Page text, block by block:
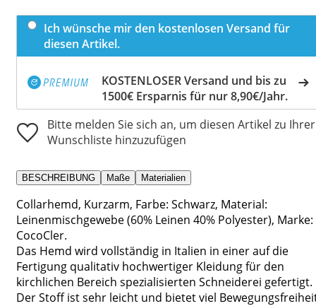
Ich wünsche mir den kostenlosen Versand für
diesen Artikel.
KOSTENLOSER Versand und bis zu
1500€ Ersparnis für nur 8,90€/Jahr.
Bitte melden Sie sich an, um diesen Artikel zu Ihrer
Wunschliste hinzuzufügen
BESCHREIBUNG Maße Materialien
Collarhemd, Kurzarm, Farbe: Schwarz, Material:
Leinenmischgewebe (60% Leinen 40% Polyester), Marke:
CocoCler.
Das Hemd wird vollständig in Italien in einer auf die
Fertigung qualitativ hochwertiger Kleidung für den
kirchlichen Bereich spezialisierten Schneiderei gefertigt.
Der Stoff ist sehr leicht und bietet viel